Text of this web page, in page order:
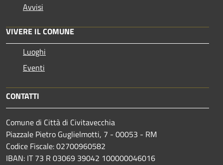
Avvisi
VIVERE IL COMUNE
Luoghi
Eventi
CONTATTI
Comune di Città di Civitavecchia
Piazzale Pietro Guglielmotti, 7 - 00053 - RM
Codice Fiscale: 02700960582
IBAN: IT 73 R 03069 39042 100000046016